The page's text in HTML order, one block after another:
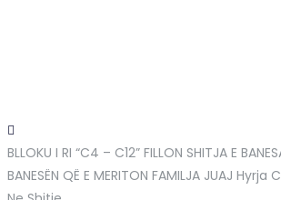
BLLOKU I RI “C4 – C12” FILLON SHITJA E
BANESËN QË E MERITON FAMILJA JUAJ Hyrja